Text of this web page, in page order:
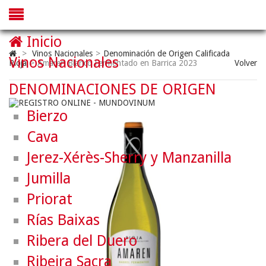
> Vinos Nacionales > Denominación de Origen Calificada
Rioja > Amaren Blanco Fermentado en Barrica 2023 Volver
Inicio
Vinos Nacionales
DENOMINACIONES DE ORIGEN
Bierzo
Cava
Jerez-Xérès-Sherry y Manzanilla
Jumilla
Priorat
Rías Baixas
Ribera del Duero
Ribeira Sacra